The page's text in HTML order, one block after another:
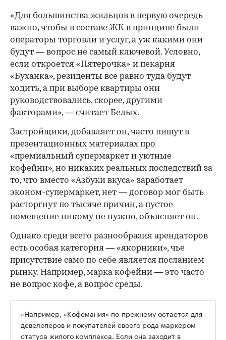
«Для большинства жильцов в первую очередь
важно, чтобы в составе ЖК в принципе были
операторы торговли и услуг, а уж какими они
будут — вопрос не самый ключевой. Условно,
если откроется «Пятерочка» и пекарня
«Буханка», резиденты все равно туда будут
ходить, а при выборе квартиры они
руководствовались, скорее, другими
факторами», — считает Белых.
Застройщики, добавляет он, часто пишут в
презентационных материалах про
«премиальный супермаркет и уютные
кофейни», но никаких реальных последствий за
то, что вместо «Азбуки вкуса» заработает
эконом-супермаркет, нет — договор мог быть
расторгнут по тысяче причин, а пустое
помещение никому не нужно, объясняет он.
Однако среди всего разнообразия арендаторов
есть особая категория — «якорники», чье
присутствие само по себе является посланием
рынку. Например, марка кофейни — это часто
не вопрос кофе, а вопрос среды.
«Например, «Кофемания» по-прежнему остается для
девелоперов и покупателей своего рода маркером
статуса жилого комплекса. Если она заходит в